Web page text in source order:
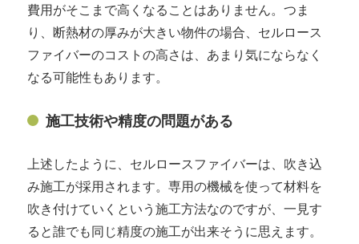
費用がそこまで高くなることはありません。つま
り、断熱材の厚みが大きい物件の場合、セルロース
ファイバーのコストの高さは、あまり気にならなく
なる可能性もあります。
施工技術や精度の問題がある
上述したように、セルロースファイバーは、吹き込
み施工が採用されます。専用の機械を使って材料を
吹き付けていくという施工方法なのですが、一見す
ると誰でも同じ精度の施工が出来そうに思えます。